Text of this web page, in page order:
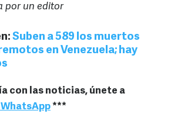
por un editor
Suben a 589 los muertos
en Venezuela; hay
con las noticias, únete a
***